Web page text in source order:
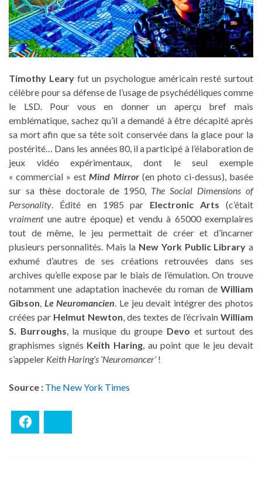
Timothy Leary fut un psychologue américain resté surtout
célèbre pour sa défense de l’usage de psychédéliques comme
le LSD. Pour vous en donner un aperçu bref mais
emblématique, sachez qu’il a demandé à être décapité après
sa mort afin que sa tête soit conservée dans la glace pour la
postérité… Dans les années 80, il a participé à l’élaboration de
jeux vidéo expérimentaux, dont le seul exemple
« commercial » estMind Mirror(en photo ci-dessus), basée
sur sa thèse doctorale de 1950, The Social Dimensions of
Personality. Édité en 1985 par Electronic Arts (c’était
vraimentune autre époque) et vendu à 65000 exemplaires
tout de même, le jeu permettait de créer et d’incarner
plusieurs personnalités. Mais la New York Public Library a
exhumé d’autres de ses créations retrouvées dans ses
archives qu’elle expose par le biais de l’émulation. On trouve
notamment une adaptation inachevée du roman de William
Gibson, Le Neuromancien. Le jeu devait intégrer des photos
créées par Helmut Newton, des textes de l’écrivain William
S. Burroughs, la musique du groupe Devo et surtout des
graphismes signés Keith Haring, au point que le jeu devait
s’appeler Keith Haring’s ‘Neuromancer’!
Source : The New York Times